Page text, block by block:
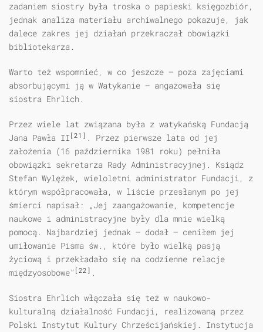
zadaniem siostry była troska o papieski księgozbiór,
jednak analiza materiału archiwalnego pokazuje, jak
dalece zakres jej działań przekraczał obowiązki
bibliotekarza.
Warto też wspomnieć, w co jeszcze — poza zajęciami
absorbującymi ją w Watykanie — angażowała się
siostra Ehrlich.
Przez wiele lat związana była z watykańską Fundacją
Jana Pawła II [21] . Przez pierwsze lata od jej
założenia (16 października 1981 roku) pełniła
obowiązki sekretarza Rady Administracyjnej. Ksiądz
Stefan Wylężek, wieloletni administrator Fundacji, z
którym współpracowała, w liście przesłanym po jej
śmierci napisał: „Jej zaangażowanie, kompetencje
naukowe i administracyjne były dla mnie wielką
pomocą. Najbardziej jednak — dodał — ceniłem jej
umiłowanie Pisma św., które było wielką pasją
życiową i przekładało się na codzienne relacje
międzyosobowe” [22] .
Siostra Ehrlich włączała się też w naukowo-
kulturalną działalność Fundacji, realizowaną przez
Polski Instytut Kultury Chrześcijańskiej. Instytucja